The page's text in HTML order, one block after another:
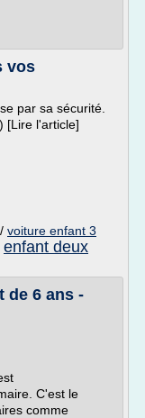
vos
par sa sécurité.
[Lire l'article]
/ voiture enfant 3
enfant deux
de 6 ans -
C'est le
comme